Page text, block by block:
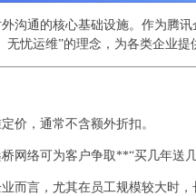
沟通的核心基础设施。作为腾讯
忧运维”的理念，为各类企业提
价，通常不含额外折扣。
网络可为客户争取**“买几年送
而言，尤其在员工规模较大时